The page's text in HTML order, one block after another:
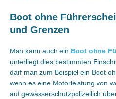
Boot ohne
und Grenzen
Man kann auch ein Boot ohne
unterliegt dies bestimmten
darf man zum Beispiel ein Boot
wenn es eine Motorleistung von
auf gewässerschutzpolizeilich